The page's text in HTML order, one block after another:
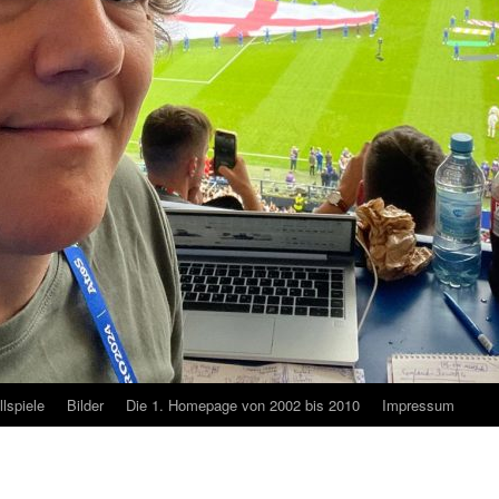
Bilder Die 1. Homepage von 2002 bis 2010 Impressum